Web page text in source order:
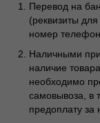
Перевод на
(реквизиты
номер
Наличными
наличие
необходимо
самовывоза, в
предоплату за